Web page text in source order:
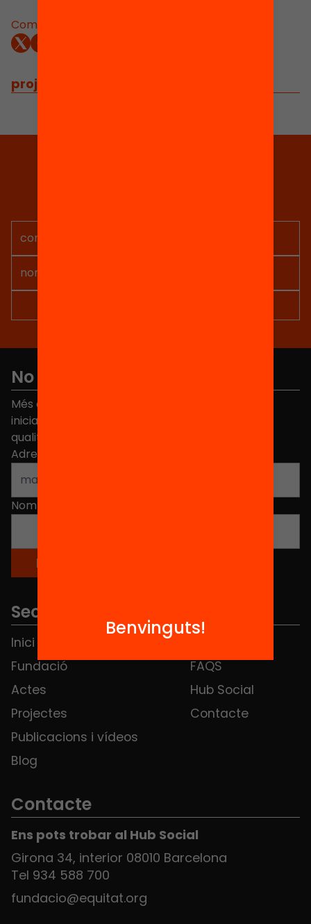
Comparteix:
projectes relacionats
No et perdis res
Més de 40.000 persones ja han triat Equitat. Rep
iniciatives, propostes i projectes per millorar la
qualitat de l'educació a Catalunya.
Adreça electrònica
Nom
Seccions
Inici
Fundació
Actes
Projectes
Publicacions i vídeos
Blog
FAQS
Hub Social
Contacte
Contacte
Ens pots trobar al Hub Social
Girona 34, interior 08010 Barcelona
Tel 934 588 700
fundacio@equitat.org
Benvinguts!